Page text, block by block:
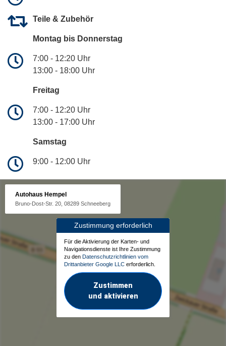
Teile & Zubehör
Montag bis Donnerstag
7:00 - 12:20 Uhr
13:00 - 18:00 Uhr
Freitag
7:00 - 12:20 Uhr
13:00 - 17:00 Uhr
Samstag
9:00 - 12:00 Uhr
Autohaus Hempel
Bruno-Dost-Str. 20, 08289 Schneeberg
Zustimmung erforderlich
Für die Aktivierung der Karten- und
Navigationsdienste ist Ihre Zustimmung
zu den Datenschutzrichtlinien vom
Drittanbieter Google LLC erforderlich.
Zustimmen
und aktivieren